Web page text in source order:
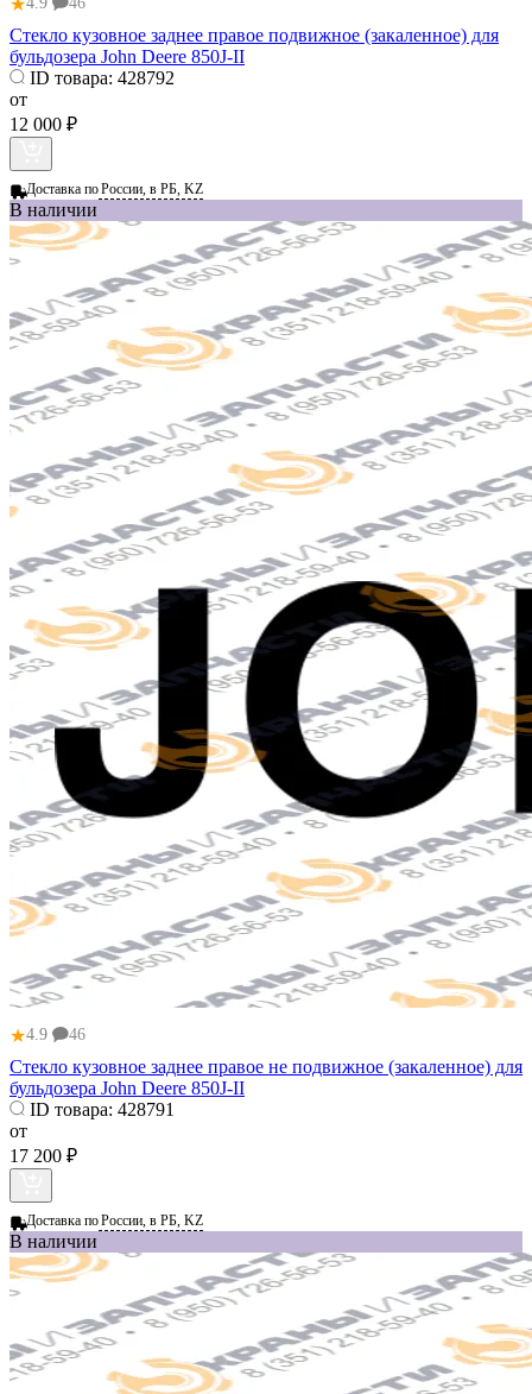
Стекло кузовное заднее правое подвижное (закаленное) для
бульдозера John Deere 850J-II
ID товара: 428792
от
12 000 ₽
Доставка поРоссии, в РБ, KZ
В наличии
★4.9 46
Стекло кузовное заднее правое не подвижное (закаленное) для
бульдозера John Deere 850J-II
ID товара: 428791
от
17 200 ₽
Доставка поРоссии, в РБ, KZ
В наличии